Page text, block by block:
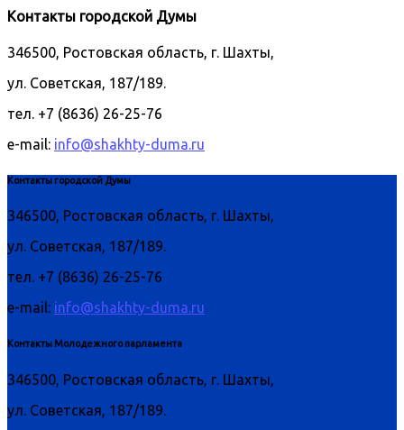
Контакты городской Думы
346500, Ростовская область, г. Шахты,
ул. Советская, 187/189.
тел. +7 (8636) 26-25-76
e-mail: info@shakhty-duma.ru
Контакты городской Думы
346500, Ростовская область, г. Шахты,
ул. Советская, 187/189.
тел. +7 (8636) 26-25-76
e-mail: info@shakhty-duma.ru
Контакты Молодежного парламента
346500, Ростовская область, г. Шахты,
ул. Советская, 187/189.